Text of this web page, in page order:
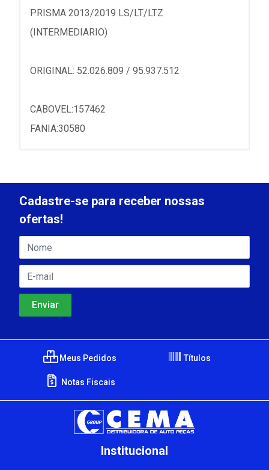
PRISMA 2013/2019 LS/LT/LTZ
(INTERMEDIARIO)
ORIGINAL: 52.026.809 / 95.937.512
CABOVEL:157462
FANIA:30580
Cadastre-se para receber nossas
ofertas!
Meus Pedidos Títulos
Notas Fiscais
Institucional